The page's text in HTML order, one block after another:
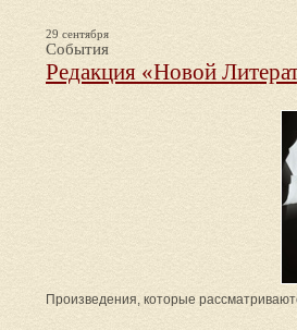
29 сентября
События
Редакция «Новой
Произведения, которые